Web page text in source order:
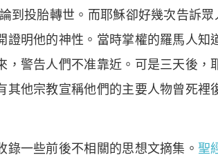
到投胎轉世。而耶穌卻好幾次告訴
明他的神性。當時掌權的羅馬人知
警告人們不准靠近。可是三天後，
他宗教宣稱他們的主要人物曾死裡
錄一些前後不相關的思想文摘集。聖